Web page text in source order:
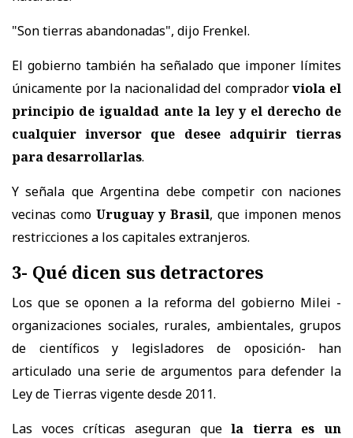
"Son tierras abandonadas", dijo Frenkel.
El gobierno también ha señalado que imponer límites
únicamente por la nacionalidad del compradorviola el
principio de igualdad ante la ley y el derecho de
cualquier inversor que desee adquirir tierras
para desarrollarlas.
Y señala que Argentina debe competir con naciones
vecinas como Uruguay y Brasil, que imponen menos
restricciones a los capitales extranjeros.
3- Qué dicen sus detractores
Los que se oponen a la reforma del gobierno Milei -
organizaciones sociales, rurales, ambientales, grupos
de científicos y legisladores de oposición- han
articulado una serie de argumentos para defender la
Ley de Tierras vigente desde 2011.
Las voces críticas aseguran quela tierra es un